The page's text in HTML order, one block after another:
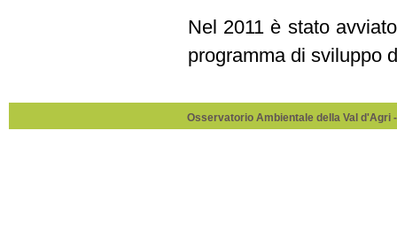
Nel 2011 è stato
programma di sviluppo
Osservatorio Ambientale della Val d'Agri